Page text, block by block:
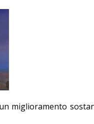
miglioramento